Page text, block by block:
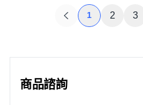
1 2 3
商品諮詢